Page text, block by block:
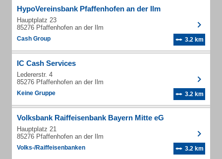
HypoVereinsbank Pfaffenhofen an der Ilm
Hauptplatz 23
85276 Pfaffenhofen an der Ilm
Cash Group 3.2 km
IC Cash Services
Ledererstr. 4
85276 Pfaffenhofen an der Ilm
Keine Gruppe 3.2 km
Volksbank Raiffeisenbank Bayern Mitte eG
Hauptplatz 21
85276 Pfaffenhofen an der Ilm
Volks-/Raiffeisenbanken 3.2 km